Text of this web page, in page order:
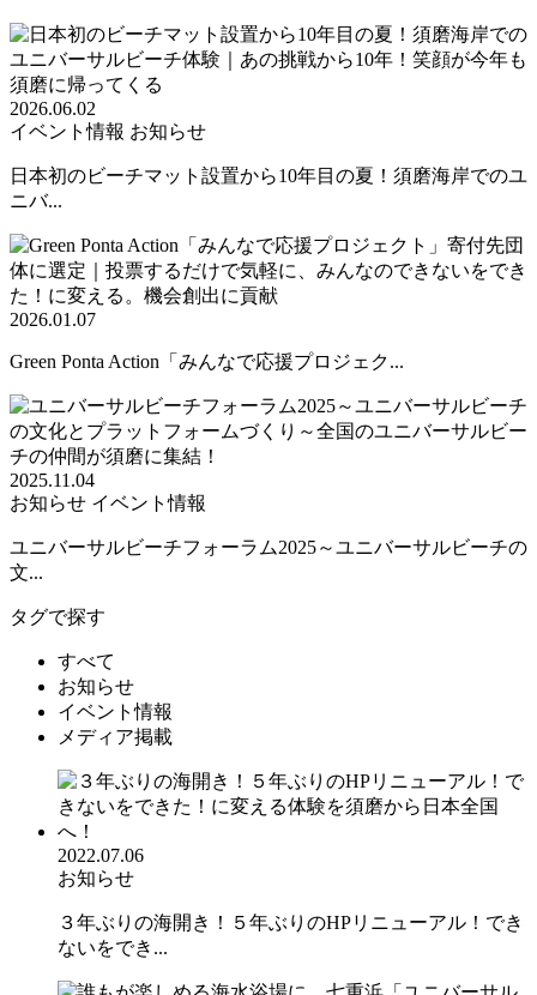
2026.06.02
イベント情報 お知らせ
日本初のビーチマット設置から10年目の夏！須磨海岸でのユ
ニバ...
2026.01.07
Green Ponta Action「みんなで応援プロジェク...
2025.11.04
お知らせ イベント情報
ユニバーサルビーチフォーラム2025～ユニバーサルビーチの
文...
タグで探す
すべて
お知らせ
イベント情報
メディア掲載
2022.07.06
お知らせ
３年ぶりの海開き！５年ぶりのHPリニューアル！でき
ないをでき...